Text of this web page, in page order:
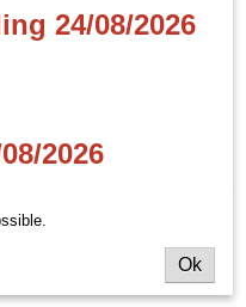
op voorraad is.
Oath
24/08/2026
2026
Ok